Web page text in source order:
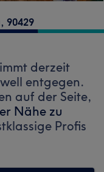
, 90429
derzeit
entgegen.
auf der Seite,
Nähe zu
Profis